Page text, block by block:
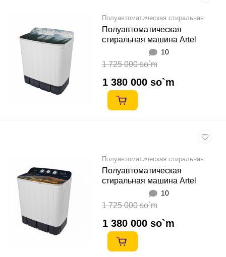
Полуавтоматическая стиральная
машина
Полуавтоматическая
стиральная машина Artel
TG70P 7кг Nature 01 Оқ
10
1 725 000 so`m
1 380 000 so`m
Полуавтоматическая стиральная
машина
Полуавтоматическая
стиральная машина Artel
TG70P 7кг City 01 Оқ
10
1 725 000 so`m
1 380 000 so`m